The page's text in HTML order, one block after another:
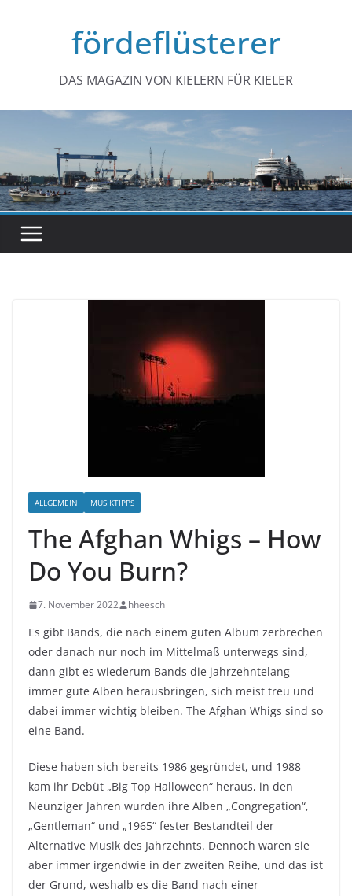
fördeflüsterer
DAS MAGAZIN VON KIELERN FÜR KIELER
ALLGEMEIN MUSIKTIPPS
The Afghan Whigs – How
Do You Burn?
7. November 2022 hheesch
Es gibt Bands, die nach einem guten Album zerbrechen
oder danach nur noch im Mittelmaß unterwegs sind,
dann gibt es wiederum Bands die jahrzehntelang
immer gute Alben herausbringen, sich meist treu und
dabei immer wichtig bleiben. The Afghan Whigs sind so
eine Band.
Diese haben sich bereits 1986 gegründet, und 1988
kam ihr Debüt „Big Top Halloween“ heraus, in den
Neunziger Jahren wurden ihre Alben „Congregation“,
„Gentleman“ und „1965“ fester Bestandteil der
Alternative Musik des Jahrzehnts. Dennoch waren sie
aber immer irgendwie in der zweiten Reihe, und das ist
der Grund, weshalb es die Band nach einer